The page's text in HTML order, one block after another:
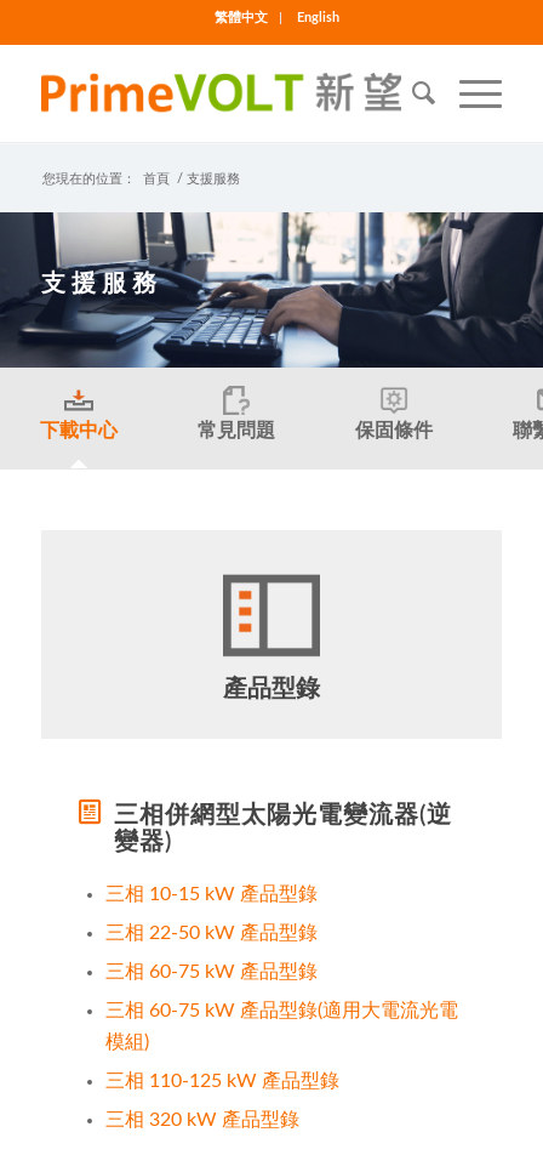
繁體中文 English
您現在的位置： 首頁 / 支援服務
支 援 服 務
下載中心 常見問題 保固條件 聯
產品型錄
三相併網型太陽光電變流器(逆
變器)
三相 10-15 kW 產品型錄
三相 22-50 kW 產品型錄
三相 60-75 kW 產品型錄
三相 60-75 kW 產品型錄(適用大電流光電
模組)
三相 110-125 kW 產品型錄
三相 320 kW 產品型錄